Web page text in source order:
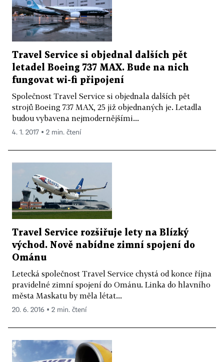
Travel Service si objednal dalších pět
letadel Boeing 737 MAX. Bude na nich
fungovat wi-fi připojení
Společnost Travel Service si objednala dalších pět
strojů Boeing 737 MAX, 25 již objednaných je. Letadla
budou vybavena nejmodernějšími...
4. 1. 2017 ▪ 2 min. čtení
Travel Service rozšiřuje lety na Blízký
východ. Nově nabídne zimní spojení do
Ománu
Letecká společnost Travel Service chystá od konce října
pravidelné zimní spojení do Ománu. Linka do hlavního
města Maskatu by měla létat...
20. 6. 2016 ▪ 2 min. čtení